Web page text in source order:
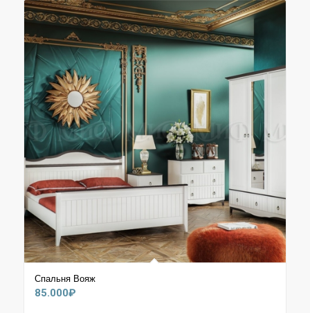
Спальня Вояж
85.000₽